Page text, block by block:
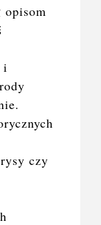
opisom
i
czy